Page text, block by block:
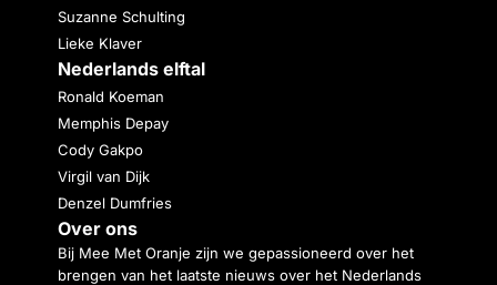
Suzanne Schulting
Lieke Klaver
Nederlands elftal
Ronald Koeman
Memphis Depay
Cody Gakpo
Virgil van Dijk
Denzel Dumfries
Over ons
Bij Mee Met Oranje zijn we gepassioneerd over het
brengen van het laatste nieuws over het Nederlands